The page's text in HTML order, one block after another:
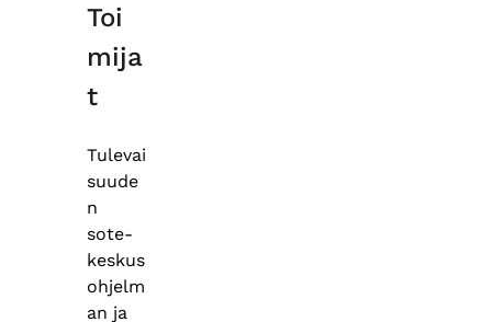
Toi
mija
t
Tulevai
suude
n
sote-
keskus
ohjelm
an ja